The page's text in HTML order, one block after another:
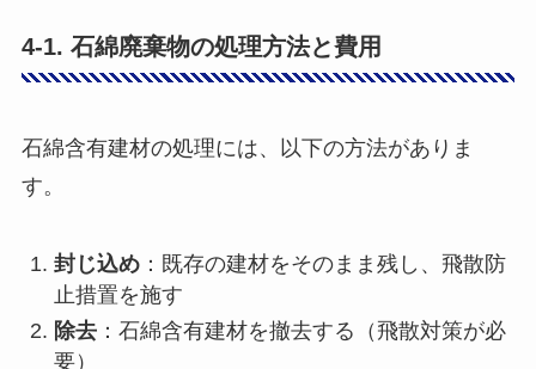
4-1. 石綿廃棄物の処理方法と費用
石綿含有建材の処理には、以下の方法がありま
す。
封じ込め：既存の建材をそのまま残し、飛散防
止措置を施す
除去：石綿含有建材を撤去する（飛散対策が必
要）